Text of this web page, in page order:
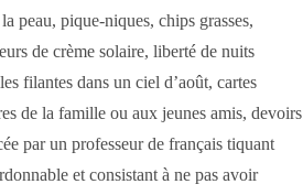
peau, pique-niques, chips grasses,
de crème solaire, liberté de nuits
filantes dans un ciel d’août, cartes
de la famille ou aux jeunes amis, devoirs
par un professeur de français tiquant
et consistant à ne pas avoir